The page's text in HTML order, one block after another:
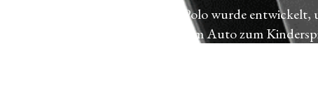
Der Kinderautositz Marco Polo wurde entwickelt,
Positionierung Ihres Kindes im Auto zum